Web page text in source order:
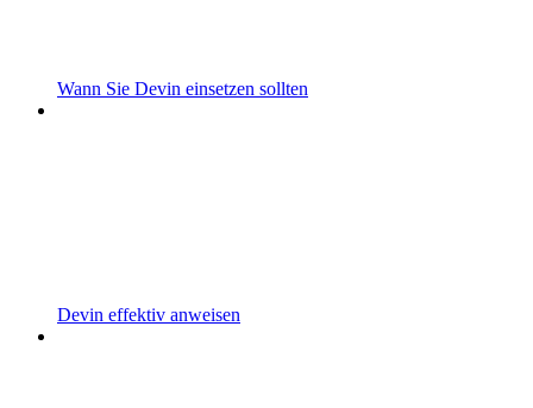
Wann Sie Devin einsetzen sollten
Devin effektiv anweisen